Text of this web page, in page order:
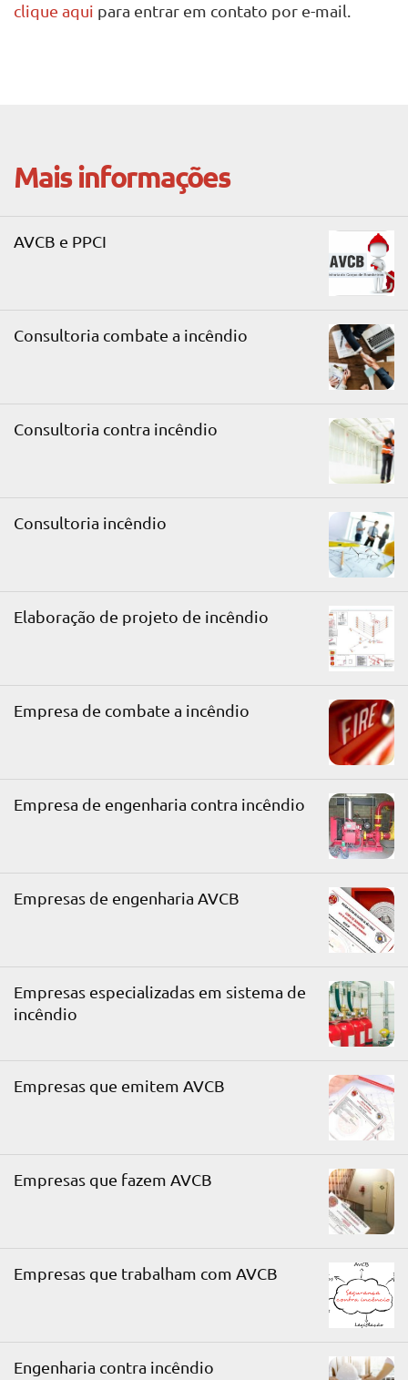
clique aqui para entrar em contato por e-mail.
Mais informações
AVCB e PPCI
Consultoria combate a incêndio
Consultoria contra incêndio
Consultoria incêndio
Elaboração de projeto de incêndio
Empresa de combate a incêndio
Empresa de engenharia contra incêndio
Empresas de engenharia AVCB
Empresas especializadas em sistema de
incêndio
Empresas que emitem AVCB
Empresas que fazem AVCB
Empresas que trabalham com AVCB
Engenharia contra incêndio